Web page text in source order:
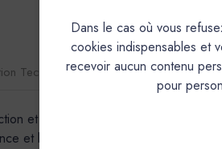
Technique Couleurs & Échantillons
et de décoration pour les bois,
et bonne résistance aux
Dans le cas où vous
cookies indispensables et
recevoir aucun contenu
pour